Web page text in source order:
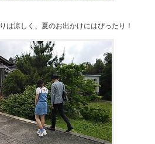
は涼しく、夏のお出かけにはぴったり！